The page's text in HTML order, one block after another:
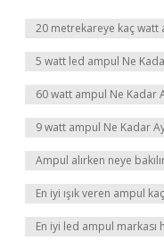
20 metrekareye kaç watt
5 watt led ampul Ne
60 watt ampul Ne Kadar
9 watt ampul Ne Kadar
Ampul alırken neye
En iyi ışık veren ampul
En iyi led ampul markası